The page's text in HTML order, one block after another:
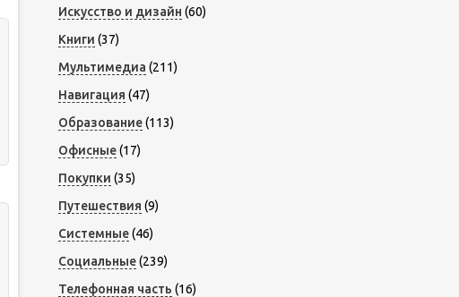
Искусство и дизайн (60)
Книги (37)
Мультимедиа (211)
Навигация (47)
Образование(113)
Офисные(17)
Покупки (35)
Путешествия (9)
Системные(46)
Социальные(239)
Телефонная часть (16)